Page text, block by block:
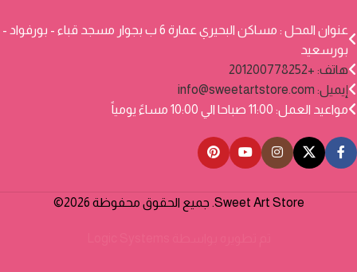
عنوان المحل : مساكن البحيري عمارة 6 ب بجوار مسجد قباء - بورفواد -
بورسعيد
هاتف: +201200778252
إيميل: info@sweetartstore.com
مواعيد العمل: 11:00 صباحا الي 10:00 مساءً يومياً
Sweet Art Store. جميع الحقوق محفوظة 2026©